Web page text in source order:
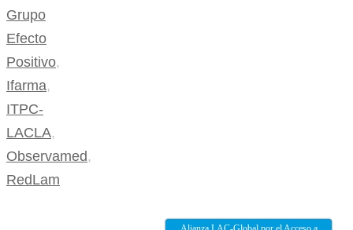
Grupo
Efecto
Positivo,
Ifarma,
ITPC-
LACLA,
Observamed ,
RedLam